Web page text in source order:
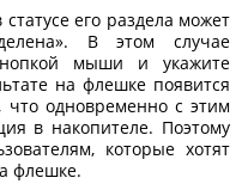
его раздела может
В этом случае
мыши и укажите
на флешке появится
одновременно с этим
в накопителе. Поэтому
которые хотят
флешке.